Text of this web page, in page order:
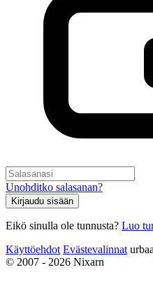
Unohditko salasanan?
Kirjaudu sisään
Eikö sinulla ole tunnusta? Luo
Käyttöehdot Evästevalinnat
© 2007 - 2026 Nixarn